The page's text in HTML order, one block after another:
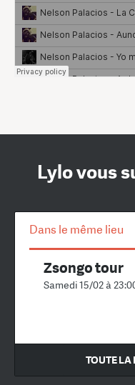
Lylo vous
Dans le même lieu
Zsongo tour
Samedi 15/02 à
TOUTE